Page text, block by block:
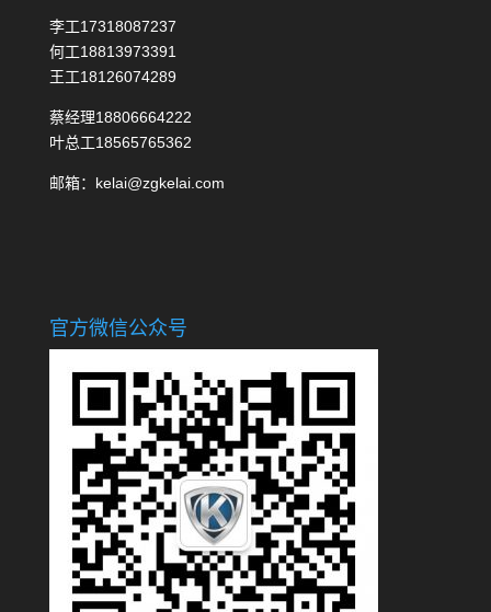
李工17318087237
何工18813973391
王工18126074289
蔡经理18806664222
叶总工18565765362
邮箱：kelai@zgkelai.com
官方微信公众号